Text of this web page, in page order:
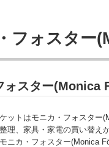
フォスター
ォスター(Monica
ットはモニカ・フォスター
理、家具・家電の買い替え
ニカ・フォスター(Monica